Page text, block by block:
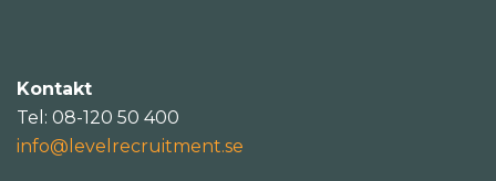
Kontakt
Tel: 08-120 50 400
info@levelrecruitment.se